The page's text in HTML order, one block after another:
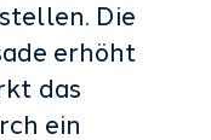
Die
erhöht
das
ein